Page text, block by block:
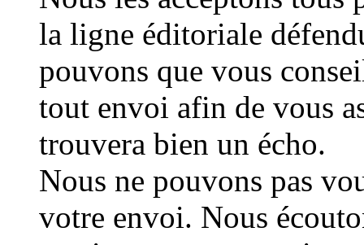
la ligne éditoriale
pouvons que vous
tout envoi afin de vous
trouvera bien un écho.
Nous ne pouvons pas
votre envoi. Nous